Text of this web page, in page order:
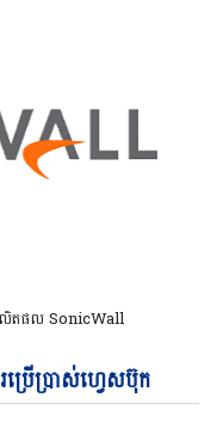
លិតផល SonicWall
ើប្រាស់ហ្វេសប៊ុក